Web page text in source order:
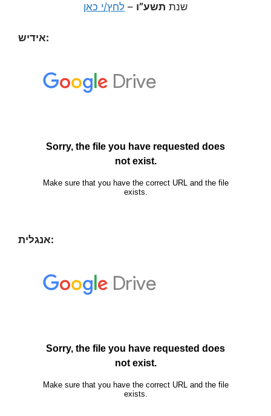
שנת תשע”ו – לחץ/י כאן
אידיש:
אנגלית: